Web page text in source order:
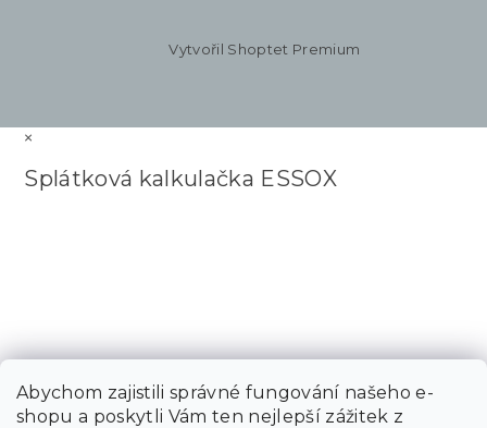
Abychom zajistili správné fungování našeho e-
shopu a poskytli Vám ten nejlepší zážitek z
Vytvořil Shoptet Premium
×
Splátková kalkulačka ESSOX